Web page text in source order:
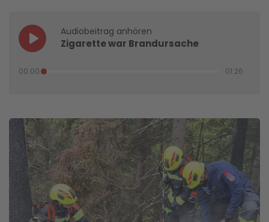
Audiobeitrag anhören
Zigarette war Brandursache
00:00 01:26